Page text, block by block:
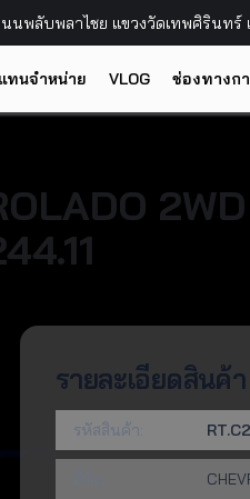
นพลับพลาไชย แขวงวัดเทพศิรินทร์
ทนจำหน่าย VLOG ช่องทางก
รายละเอียดสินค้า
รหัสสินค้า: